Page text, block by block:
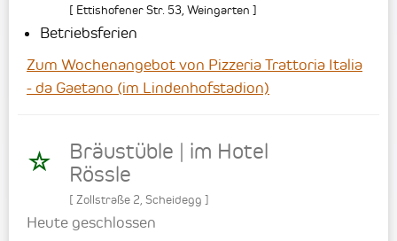
[ Ettishofener Str. 53 Weingarten ]
Betriebsferien
Zum Wochenangebot von Pizzeria Trattoria Italia
- da Gaetano (im Lindenhofstadion)
Bräustüble | im Hotel
Rössle
[ Zollstraße 2 Scheidegg ]
Heute geschlossen